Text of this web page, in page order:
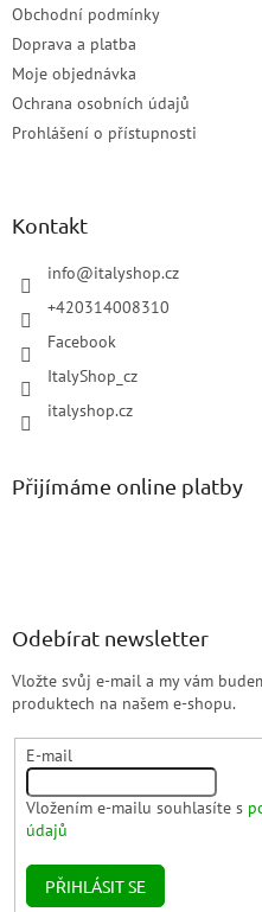
Obchodní podmínky
Doprava a platba
Moje objednávka
Ochrana osobních údajů
Prohlášení o přístupnosti
Kontakt
info@italyshop.cz
+420314008310
Facebook
ItalyShop_cz
italyshop.cz
Přijímáme online platby
Odebírat newsletter
Vložte svůj e-mail a my vám
produktech na našem e-shopu.
E-mail
Vložením e-mailu souhlasíte s
údajů
PŘIHLÁSIT SE